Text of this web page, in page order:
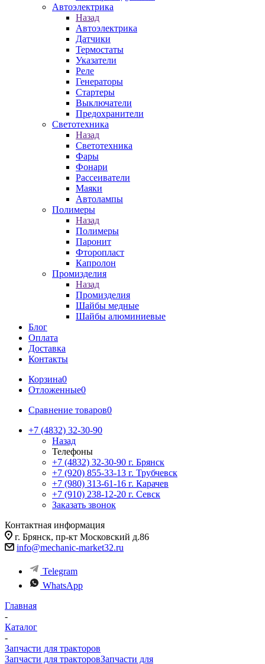
Автоэлектрика
Назад
Автоэлектрика
Датчики
Термостаты
Указатели
Реле
Генераторы
Стартеры
Выключатели
Предохранители
Светотехника
Назад
Светотехника
Фары
Фонари
Рассеиватели
Маяки
Автолампы
Полимеры
Назад
Полимеры
Паронит
Фторопласт
Капролон
Промизделия
Назад
Промизделия
Шайбы медные
Шайбы алюминиевые
Блог
Оплата
Доставка
Контакты
Корзина0
Отложенные0
Сравнение товаров0
+7 (4832) 32-30-90
Назад
Телефоны
+7 (4832) 32-30-90 г. Брянск
+7 (920) 855-33-13 г. Трубчевск
+7 (980) 313-61-16 г. Карачев
+7 (910) 238-12-20 г. Севск
Заказать звонок
Контактная информация
г. Брянск, пр-кт Московский д.86
info@mechanic-market32.ru
Telegram
WhatsApp
Главная
-
Каталог
-
Запчасти для тракторов
Запчасти для тракторовЗапчасти для